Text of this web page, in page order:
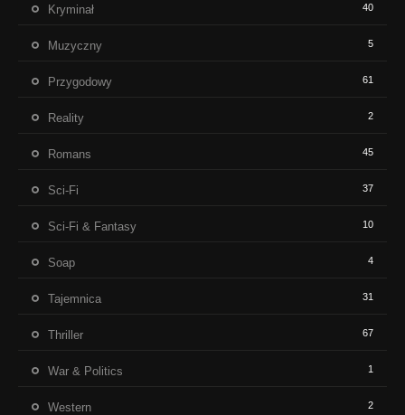
Kryminał 40
Muzyczny 5
Przygodowy 61
Reality 2
Romans 45
Sci-Fi 37
Sci-Fi & Fantasy 10
Soap 4
Tajemnica 31
Thriller 67
War & Politics 1
Western 2